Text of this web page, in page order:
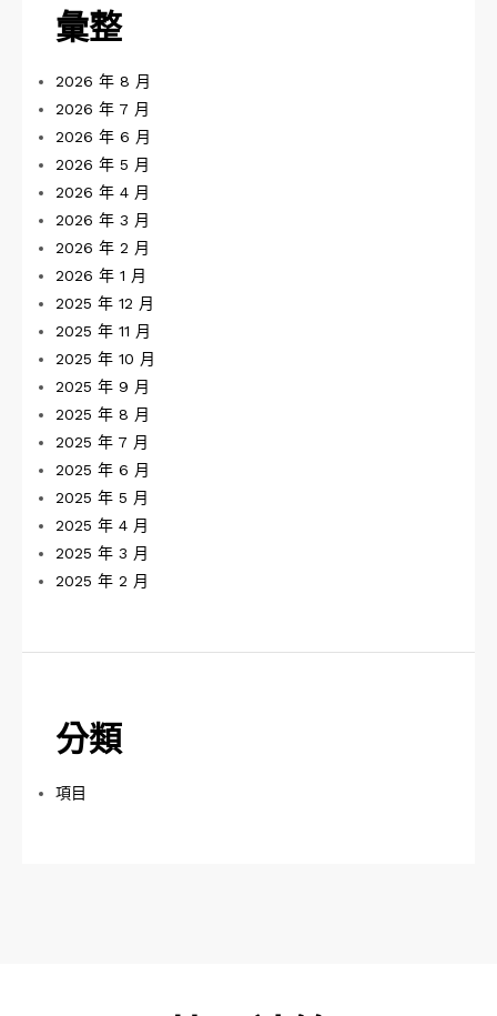
彙整
2026 年 8 月
2026 年 7 月
2026 年 6 月
2026 年 5 月
2026 年 4 月
2026 年 3 月
2026 年 2 月
2026 年 1 月
2025 年 12 月
2025 年 11 月
2025 年 10 月
2025 年 9 月
2025 年 8 月
2025 年 7 月
2025 年 6 月
2025 年 5 月
2025 年 4 月
2025 年 3 月
2025 年 2 月
分類
項目